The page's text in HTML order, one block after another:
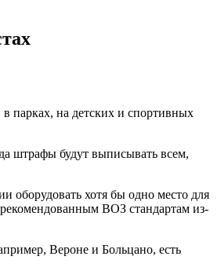
парках, на детских и спортивных
штрафы будут выписывать всем,
оборудовать хотя бы одно место для
ВОЗ стандартам из-
Вероне и Больцано, есть